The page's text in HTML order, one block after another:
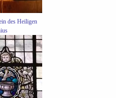
des Heiligen